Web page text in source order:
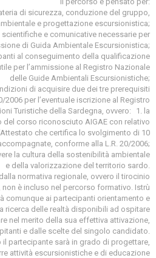
di sicurezza, conduzione del gruppo,
e progettazione escursionistica;
scientifiche e comunicative necessarie per
di Guida Ambientale Escursionistica;
al conseguimento della qualificazione
per l’ammissione al Registro Nazionale
delle Guide Ambientali Escursionistiche;
di acquisire due dei tre prerequisiti
2006 per l’eventuale iscrizione al Registro
Turistiche della Sardegna, ovvero: 1. la
del corso riconosciuto AIGAE con relativo
che certifica lo svolgimento di 10
conforme alla L.R. 20/2006;
la cultura della sostenibilità ambientale
e della valorizzazione del territorio sardo.
normativa regionale, ovvero il tirocinio
è incluso nel percorso formativo. Istrù
comunque ai partecipanti orientamento e
ricerca delle realtà disponibili ad ospitare
nel merito della sua effettiva attivazione,
e dalle scelte del singolo candidato.
partecipante sarà in grado di progettare,
attività escursionistiche e di educazione